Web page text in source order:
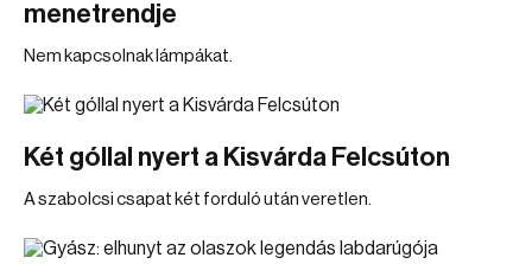
menetrendje
Nem kapcsolnak lámpákat.
Két góllal nyert a Kisvárda Felcsúton
A szabolcsi csapat két forduló után veretlen.